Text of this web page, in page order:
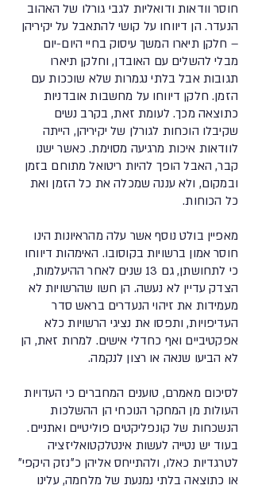
חוסר וודאות ודואליות לגבי גורלו של האהוב
הנעדר. הן דיווחו על קושי להתאבל על יקיריהן
– חלקן תיארו המשך עיסוק בחיי היום-יום
מבלי להשלים עם האובדן, וחלקן תיארו
תגובות אבל בלתי נגמרות שלא שוככות עם
הזמן. חלקן דיווחו על מחשבות אובדניות
כתוצאה מכך. לעומת זאת, בקרב נשים
שקיבלו הוכחות לגורלן של יקיריהן, הייתה
לוודאות איכות מרגיעה מסוימת. כאשר ישנו
קבר, האבל הופך להיות ריטואל מתוחם בזמן
ובמקום, ולא עננה שמכלה את כל הזמן ואת
כל הכוחות.
מאפיין בולט נוסף אשר עלה מהראיונות הינו
חוסר אמון ברשויות בקוסובו. האימהות דיווחו
כי לתחושתן, גם 13 שנים לאחר ההיעלמות,
הצדק עדיין לא נעשה. הן חשו שהרשויות לא
מעמידות את זיהוי הנעדרים בראש סדר
העדיפויות, ותפסו את נציגי הרשויות כלא
אפקטיביים ואף כחדלי אישים. למרות זאת, הן
לא הביעו שנאה או רצון לנקמה.
לסיכום מאמרם, טוענים המחברים כי העדויות
העולות מן המחקר הנוכחי הן ההשלכות
הנשכחות של קונפליקטים פוליטיים ואתניים.
בעוד יש נטייה לעשות אינטלקטואליזציה
לטרגדיות כאלו, ולהתייחס אליהן כ״נזק היקפי״
או כתוצאה בלתי נמנעת של מלחמה, עלינו